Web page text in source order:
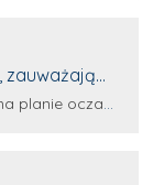
zauważają
wkraczają
młodego filmowca